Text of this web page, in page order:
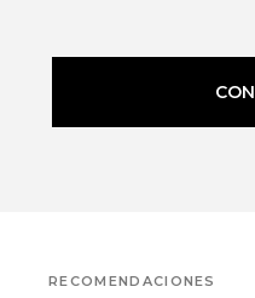
RECOMENDACIONES